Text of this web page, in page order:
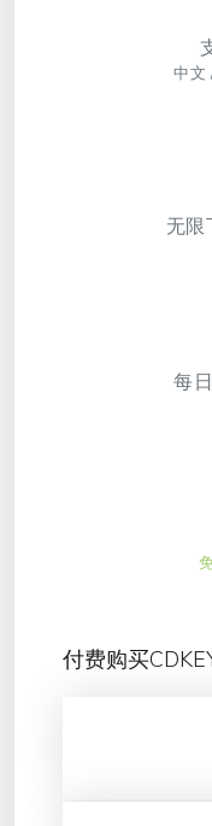
中文
无
每
付费购买